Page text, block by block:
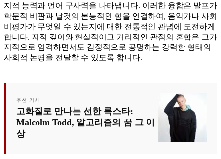
지적 능력과 언어 구사력을 나타냅니다. 이러한 융합은 발프가
학문적 비판과 날것의 본능적인 힘을 연결하여, 음악가나 사회
비평가가 무엇일 수 있는지에 대한 전통적인 관념에 도전하게
합니다. 지적 깊이와 현실적이고 거리적인 관점의 혼합은 그가
지적으로 엄격하면서도 감정적으로 공명하는 강력한 형태의
사회적 논평을 전달할 수 있도록 합니다.
추천 기사
고화질로 만나는 선한 록스타:
Malcolm Todd, 알고리즘의 꿈 그 이
상